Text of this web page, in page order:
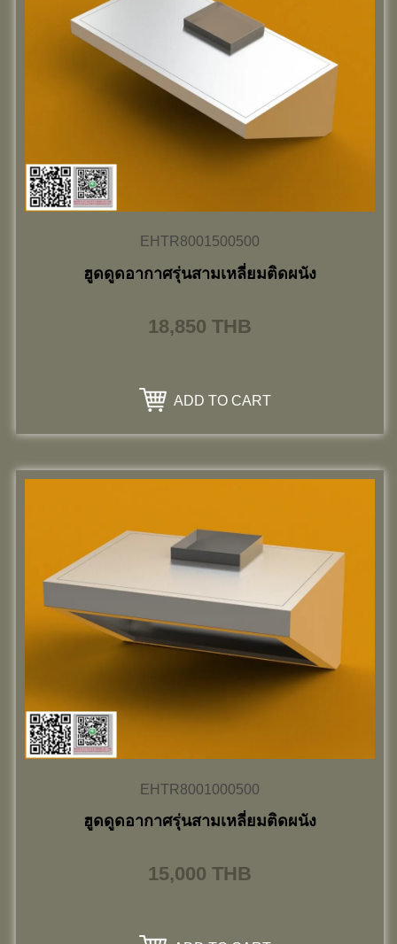
EHTR8001500500
ฮูดดูดอากาศรุ่นสามเหลี่ยมติดผนัง
18,850 THB
ADD TO CART
EHTR8001000500
ฮูดดูดอากาศรุ่นสามเหลี่ยมติดผนัง
15,000 THB